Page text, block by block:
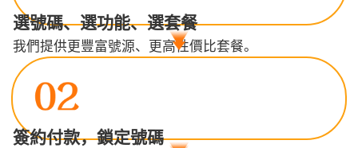
選號碼、選功能、選套餐
我們提供更豐富號源、更高性價比套餐。
簽約付款，鎖定號碼